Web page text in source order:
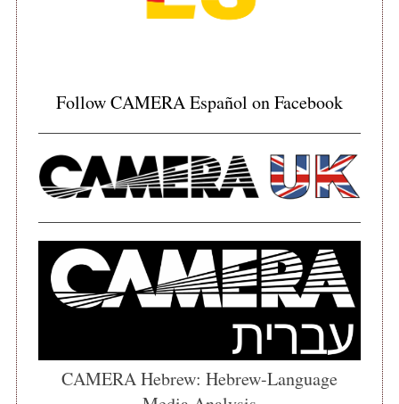
Follow CAMERA Español on Facebook
CAMERA Hebrew: Hebrew-Language